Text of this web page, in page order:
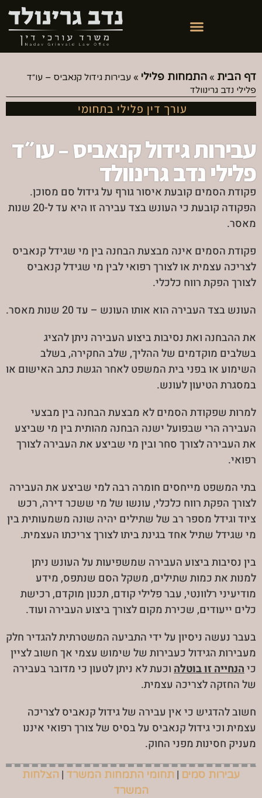
דף הבית » התמחות פלילי » עבירות גידול קנאביס – עו״ד
פלילי נדב גרינוולד
עורך דין פלילי בתחומי
עבירות גידול קנאביס – עו״ד
פלילי נדב גרינוולד
פקודת הסמים קובעת איסור גורף על גידול סם מסוכן.
הפקודה קובעת כי העונש בצד עבירה זו היא עד ל-20 שנות
מאסר.
פקודת הסמים אינה מבצעת הבחנה בין מי שגידל קנאביס
לצריכה עצמית או לצורך רפואי לבין מי שגידל קנאביס
לצורך הפקת רווח כלכלי.
העונש בצד העבירה הוא אותו העונש – עד 20 שנות מאסר.
את ההבחנה ואת נסיבות ביצוע העבירה ניתן להציג
בשלבים מוקדמים של ההליך, שלב החקירה, בשלב
השימוע או בפני בית המשפט לאחר הגשת כתב האישום או
במסגרת הטיעון לעונש.
למרות שפקודת הסמים לא מבצעת הבחנה בין מבצעי
העבירה הרי שבפועל ישנה הבחנה מהותית בין מי שביצע
את העבירה לצורך סחר ובין מי שביצע את העבירה לצורך
רפואי.
בתי המשפט מייחסים חומרה רבה למי שביצע את העבירה
לצורך הפקת רווח כלכלי, עונשו של מי ששכר דירה, רכש
ציוד וגידל מספר רב של שתילים יהיה שונה משמעותית בין
מי שגידל שתיל אחד בגינת ביתו לצורך צריכתו העצמית.
בין נסיבות ביצוע העבירה שמשפיעות על העונש ניתן
למנות את כמות שתילים, משקל הסם שנתפס, מידע
מודיעיני רלוונטי, עבר פלילי קודם, תכנון מוקדם, רכישת
כלים ייעודים, שכירת מקום לצורך ביצוע העבירה ועוד.
בעבר נעשה ניסיון על ידי התביעה המשטרתית להגדיר חלק
מעבירות הגידול כעבירות של שימוש עצמי אך חשוב לציין
כיהנחייה זו בוטלהוכעת לא ניתן לטעון כי מדובר בעבירה
של החזקה לצריכה עצמית.
חשוב להדגיש כי אין עבירה של גידול קנאביס לצריכה
עצמית וכי גידול קנאביס על בסיס של צורך רפואי איננו
מעניק חסינות מפני החוק.
עבירות סמים | תחומי התמחות המשרד | הצלחות
המשרד